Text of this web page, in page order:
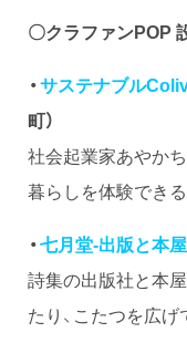
〇クラファンPOP
・サステナブル
町）
社会起業家あやか
暮らしを体験でき
・七月堂-出版と本
詩集の出版社と本
たり、こたつを広